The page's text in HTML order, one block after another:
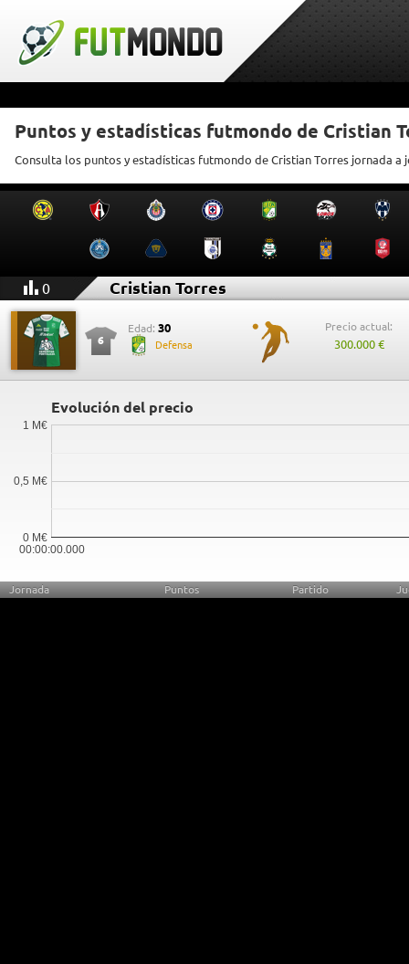
Puntos y estadísticas futmondo de Cristian
Consulta los puntos y estadísticas futmondo de Cristian Torres jornada a
0 Cristian Torres
6
Edad: 30
Defensa
Precio actual:
300.000 €
Evolución del precio
00:00:00.000
0 M€
0,5 M€
1 M€
Jornada Puntos Partido